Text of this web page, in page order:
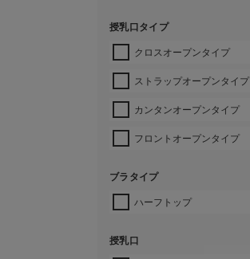
授乳口タイプ
クロスオープンタイプ
ストラップオープンタイプ
カンタンオープンタイプ
フロントオープンタイプ
ブラタイプ
ハーフトップ
授乳口